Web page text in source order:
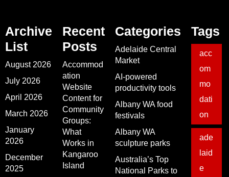
Archive
List
August 2026
July 2026
April 2026
March 2026
January
2026
December
2025
Recent
Posts
Accommod
ation
Website
Content for
Community
Groups:
What
Works in
Kangaroo
Island
Categories
Adelaide Central
Market
AI-powered
productivity tools
Albany WA food
festivals
Albany WA
sculpture parks
Australia’s Top
National Parks to
Tags
acc
om
mo
dati
on
ade
laid
e